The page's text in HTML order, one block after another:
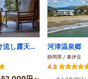
全室源泉かけ流し露天風呂付の宿 いさり火 河津温泉郷
静岡県 / 東伊豆
4.8